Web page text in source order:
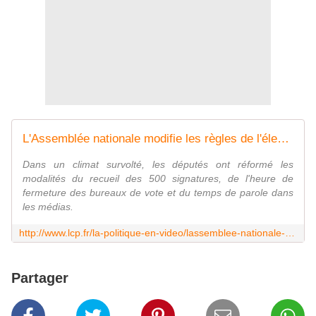
L'Assemblée nationale modifie les règles de l'élection présidentielle
Dans un climat survolté, les députés ont réformé les
modalités du recueil des 500 signatures, de l'heure de
fermeture des bureaux de vote et du temps de parole dans
les médias.
Partager